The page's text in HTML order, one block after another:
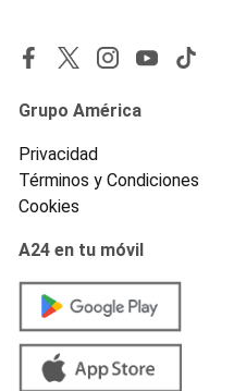
Grupo América
Privacidad
Términos y Condiciones
Cookies
A24 en tu móvil